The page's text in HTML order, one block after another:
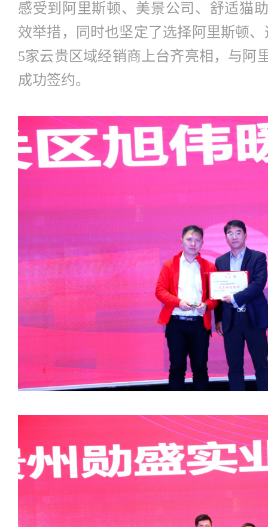
感受到阿里斯顿、美景公司、舒适猫
效举措，同时也坚定了选择阿里斯顿
5家云贵区域经销商上台齐亮相，与阿
成功签约。